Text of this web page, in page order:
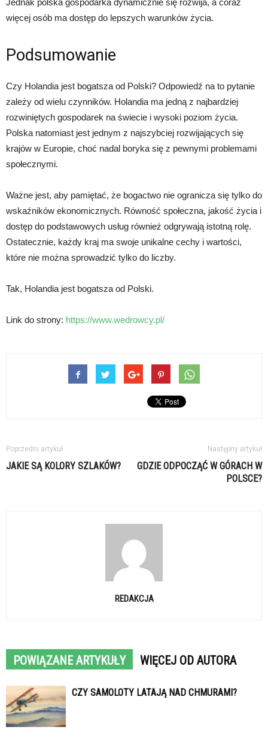
Jednak polska gospodarka dynamicznie się rozwija, a coraz
więcej osób ma dostęp do lepszych warunków życia.
Podsumowanie
Czy Holandia jest bogatsza od Polski? Odpowiedź na to pytanie
zależy od wielu czynników. Holandia ma jedną z najbardziej
rozwiniętych gospodarek na świecie i wysoki poziom życia.
Polska natomiast jest jednym z najszybciej rozwijających się
krajów w Europie, choć nadal boryka się z pewnymi problemami
społecznymi.
Ważne jest, aby pamiętać, że bogactwo nie ogranicza się tylko do
wskaźników ekonomicznych. Równość społeczna, jakość życia i
dostęp do podstawowych usług również odgrywają istotną rolę.
Ostatecznie, każdy kraj ma swoje unikalne cechy i wartości,
które nie można sprowadzić tylko do liczby.
Tak, Holandia jest bogatsza od Polski.
Link do strony: https://www.wedrowcy.pl/
Poprzedni artykuł
JAKIE SĄ KOLORY SZLAKÓW?
Następny artykuł
GDZIE ODPOCZĄĆ W GÓRACH W
POLSCE?
REDAKCJA
POWIĄZANE ARTYKUŁY WIĘCEJ OD AUTORA
CZY SAMOLOTY LATAJĄ NAD CHMURAMI?